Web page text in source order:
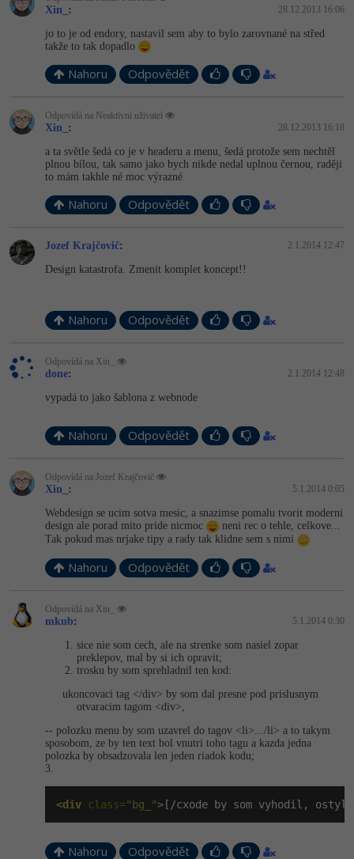
Xin_ : 28.12.2013 16:06
jo to je od endory, nastavil sem aby to bylo zarovnané na střed
takže to tak dopadlo
Nahoru Odpovědět
Odpovídá na Neaktivní uživatel
Xin_ : 28.12.2013 16:18
a ta světle šedá co je v headeru a menu, šedá protože sem nechtěl
plnou bílou, tak samo jako bych nikde nedal uplnou černou, raději
to mám takhle né moc výrazné
Nahoru Odpovědět
Jozef Krajčovič: 2.1.2014 12:47
Design katastrofa. Zmenit komplet koncept!!
Nahoru Odpovědět
Odpovídá na Xin_
done: 2.1.2014 12:48
vypadá to jako šablona z webnode
Nahoru Odpovědět
Odpovídá na Jozef Krajčovič
Xin_ : 5.1.2014 0:05
Webdesign se ucim sotva mesic, a snazimse pomalu tvorit moderni
design ale porad mito pride nicmoc
neni rec o tehle, celkove...
Tak pokud mas nrjake tipy a rady tak klidne sem s nimi
Nahoru Odpovědět
Odpovídá na Xin_
mkub: 5.1.2014 0:30
sice nie som cech, ale na strenke som nasiel zopar
preklepov, mal by si ich opravit;
trosku by som sprehladnil ten kod:
ukoncovaci tag </div> by som dal presne pod prislusnym
otvaracim tagom <div>,
-- polozku menu by som uzavrel do tagov <li>.../li> a to takym
sposobom, ze by ten text bol vnutri toho tagu a kazda jedna
polozka by obsadzovala len jeden riadok kodu;
3.
<div class="bg_"> [/cxode by som vyhodil,
Nahoru Odpovědět